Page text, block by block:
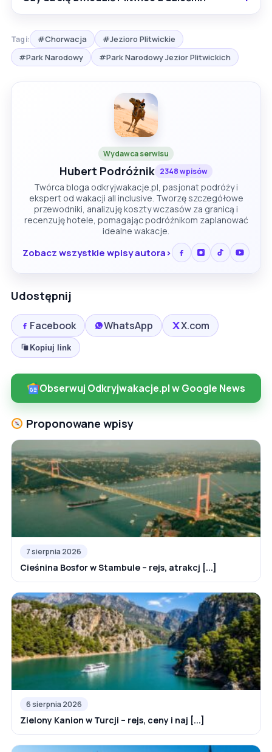
Tagi: #Chorwacja
#Jezioro Plitwickie
#Park Narodowy
#Park Narodowy Jezior Plitwickich
Wydawca serwisu
Hubert Podróżnik 2348 wpisów
Twórca bloga odkryjwakacje.pl, pasjonat podróży i
ekspert od wakacji all inclusive. Tworzę szczegółowe
przewodniki, analizuję koszty wczasów za granicą i
recenzuję hotele, pomagając podróżnikom zaplanować
idealne wakacje.
Zobacz wszystkie wpisy autora
Udostępnij
Facebook WhatsApp X.com
Kopiuj link
Obserwuj Odkryjwakacje.pl w Google News
Proponowane wpisy
7 sierpnia 2026
Cieśnina Bosfor w Stambule – rejs, atrakcj [...]
6 sierpnia 2026
Zielony Kanion w Turcji – rejs, ceny i naj [...]